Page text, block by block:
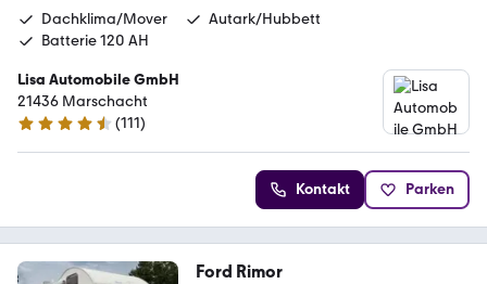
Dachklima/Mover
Autark/Hubbett
Batterie 120 AH
Lisa Automobile GmbH
21436 Marschacht
4.6 Sterne
(111)
Kontakt Parken
Ford Rimor